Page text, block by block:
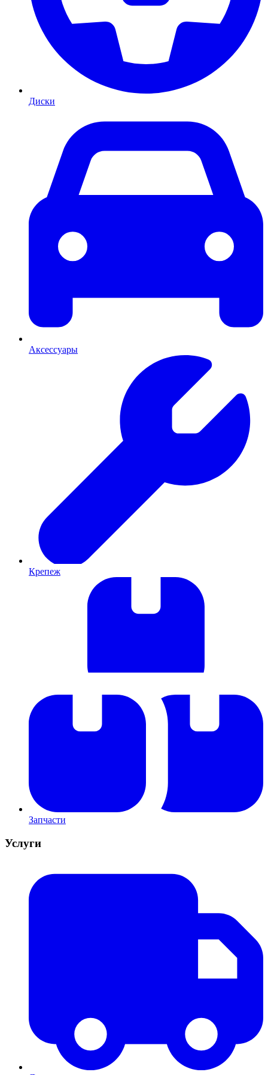
Диски
Аксессуары
Крепеж
Запчасти
Услуги